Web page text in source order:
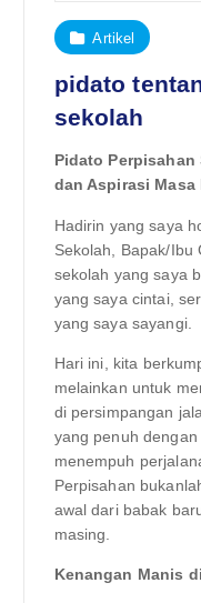
Artikel
pidato
sekolah
Pidato
dan Aspirasi Masa
Hadirin yang saya
Sekolah, Bapak/Ibu
sekolah yang saya
yang saya cintai,
yang saya sayangi.
Hari ini, kita
melainkan untuk
di persimpangan
yang penuh
menempuh
Perpisahan
awal dari babak
masing.
Kenangan Manis